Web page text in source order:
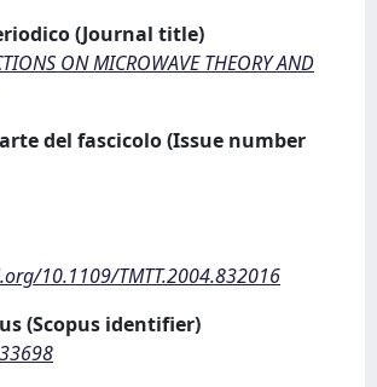
(Journal title)
ON MICROWAVE THEORY AND
del fascicolo (Issue number
10.1109/TMTT.2004.832016
(Scopus identifier)